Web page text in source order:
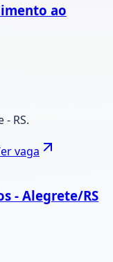
ao
RS.
vaga
- Alegrete/RS